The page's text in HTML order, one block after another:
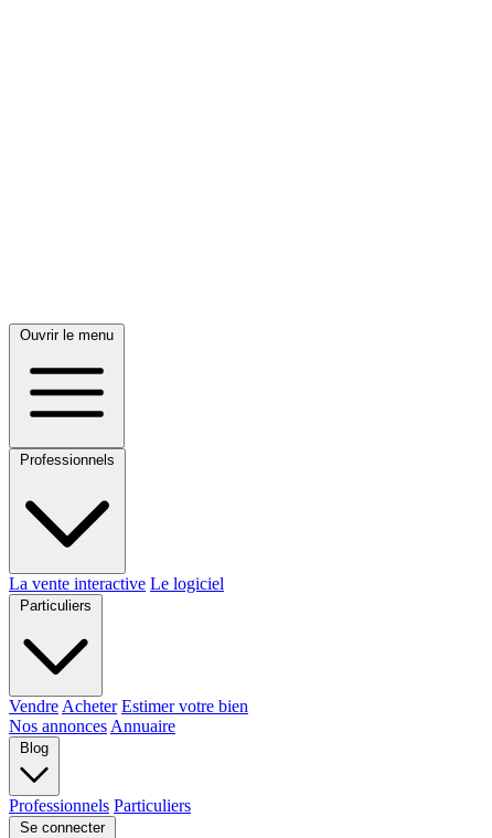
Ouvrir le menu
Professionnels
La vente interactive Le logiciel
Particuliers
Vendre Acheter Estimer votre bien
Nos annonces Annuaire
Blog
Professionnels Particuliers
Se connecter